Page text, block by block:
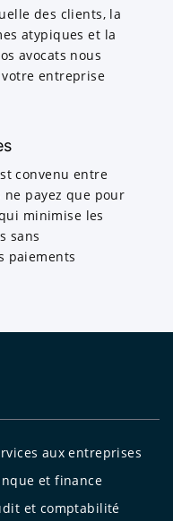
des clients, la
atypiques et la
avocats nous
entreprise
convenu entre
ne payez que pour
minimise les
sans
paiements
aux entreprises
et finance
et comptabilité